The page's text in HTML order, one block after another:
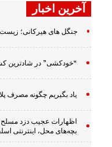
آخرین اخبار
جنگل های هیرکانی؛
“خودکشی” در شادترین
یاد بگیریم چگونه مصرف
اظهارات عجیب دزد مسلح
بچه‌های محل، اینترنتی